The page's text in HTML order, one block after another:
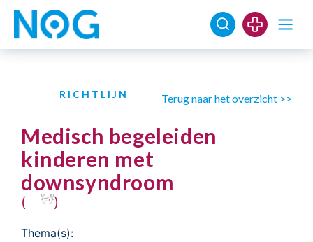
RICHTLIJN Terug naar het overzicht >>
Medisch begeleiden
kinderen met
downsyndroom
( )
Thema(s):